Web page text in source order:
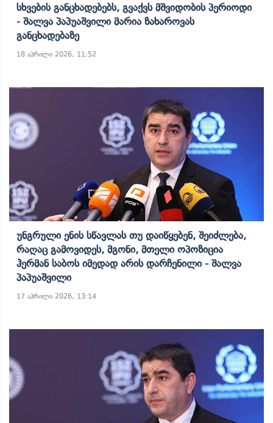
Სხვების Განცხადებებს, Გვაქვს Მშვიდობის Პერიოდი
- Შალვა Პაპუაშვილი Მარია Ზახაროვას
Განცხადებაზე
18 აპრილი 2026, 11:52
Უნგრული Ენის Სწავლას Თუ Დაიწყებენ, Შეიძლება,
Რაღაც Გამოვიდეს, Მგონი, Მთელი Ოპოზიცია
Ჰერმან Საბოს Იმედად Არის Დარჩენილი - Შალვა
Პაპუაშვილი
17 აპრილი 2026, 13:14